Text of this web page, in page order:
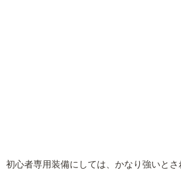
初心者専用装備にしては、かなり強いとさ